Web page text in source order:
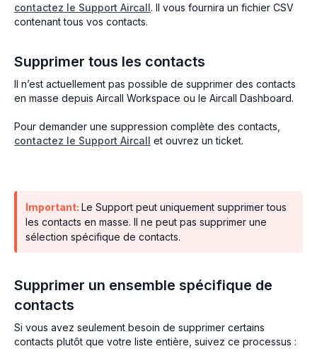
contactez le Support Aircall. Il vous fournira un fichier CSV
contenant tous vos contacts.
Supprimer tous les contacts
Il n’est actuellement pas possible de supprimer des contacts
en masse depuis Aircall Workspace ou le Aircall Dashboard.
Pour demander une suppression complète des contacts,
contactez le Support Aircall et ouvrez un ticket.
Important: Le Support peut uniquement supprimer tous
les contacts en masse. Il ne peut pas supprimer une
sélection spécifique de contacts.
Supprimer un ensemble spécifique de
contacts
Si vous avez seulement besoin de supprimer certains
contacts plutôt que votre liste entière, suivez ce processus :